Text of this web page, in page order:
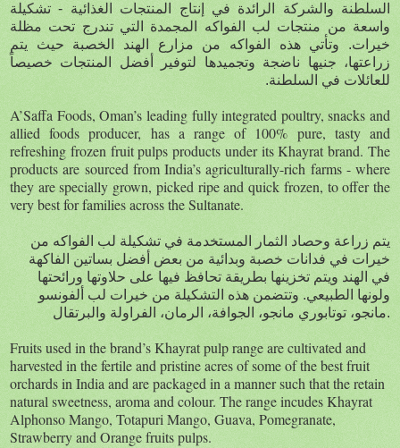
السلطنة والشركة الرائدة في إنتاج المنتجات الغذائية - تشكيلة
واسعة من منتجات لب الفواكه المجمدة التي تندرج تحت مظلة
خيرات. وتأتي هذه الفواكه من مزارع الهند الخصبة حيث يتم
زراعتها، جنيها ناضجة وتجميدها لتوفير أفضل المنتجات خصيصاً
للعائلات في السلطنة.
A’Saffa Foods, Oman’s leading fully integrated poultry, snacks and
allied foods producer, has a range of 100% pure, tasty and
refreshing frozen fruit pulps products under its Khayrat brand. The
products are sourced from India’s agriculturally-rich farms - where
they are specially grown, picked ripe and quick frozen, to offer the
very best for families across the Sultanate.
يتم زراعة وحصاد الثمار المستخدمة في تشكيلة لب الفواكه من
خيرات في فدانات خصبة وبدائية من بعض أفضل بساتين الفاكهة
في الهند ويتم تخزينها بطريقة تحافظ فيها على حلاوتها ورائحتها
ولونها الطبيعي. وتتضمن هذه التشكيلة من خيرات لب ألفونسو
مانجو، توتابوري مانجو، الجوافة، الرمان، الفراولة والبرتقال.
Fruits used in the brand’s Khayrat pulp range are cultivated and
harvested in the fertile and pristine acres of some of the best fruit
orchards in India and are packaged in a manner such that the retain
natural sweetness, aroma and colour. The range incudes Khayrat
Alphonso Mango, Totapuri Mango, Guava, Pomegranate,
Strawberry and Orange fruits pulps.